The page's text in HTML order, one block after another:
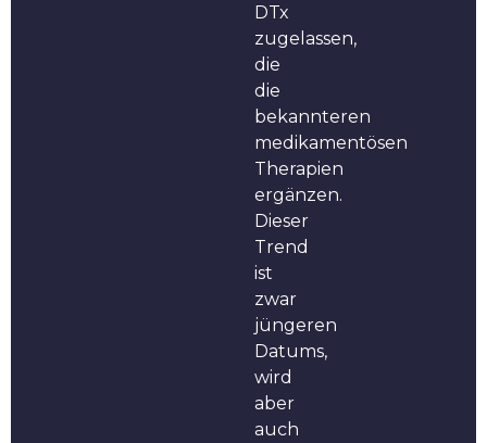
DTx
zugelassen,
die
die
bekannteren
medikamentösen
Therapien
ergänzen.
Dieser
Trend
ist
zwar
jüngeren
Datums,
wird
aber
auch